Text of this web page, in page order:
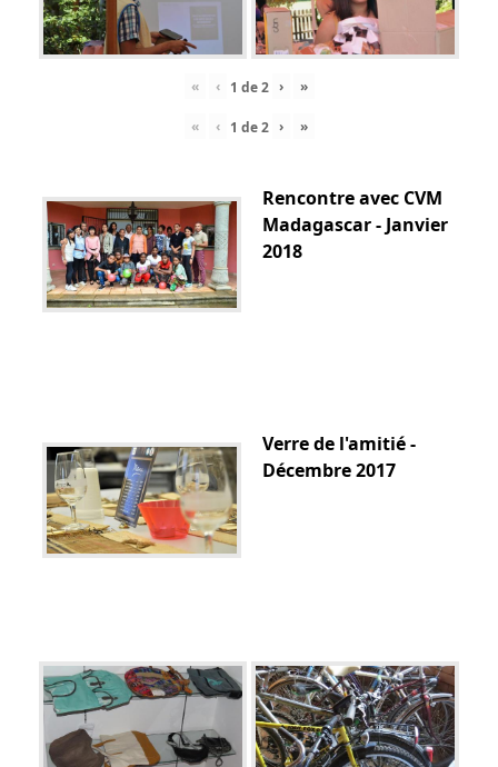
« ‹ 1 de2 › »
« ‹ 1 de2 › »
Rencontre avec CVM
Madagascar - Janvier
2018
Verre de l'amitié -
Décembre 2017